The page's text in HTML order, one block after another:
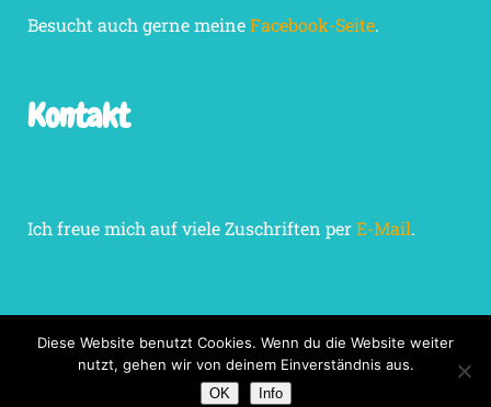
Besucht auch gerne meineFacebook-Seite.
Kontakt
Ich freue mich auf viele Zuschriften perE-Mail.
Datenschutzerklärung
Diese Website benutzt Cookies. Wenn du die Website weiter
nutzt, gehen wir von deinem Einverständnis aus.
OK Info